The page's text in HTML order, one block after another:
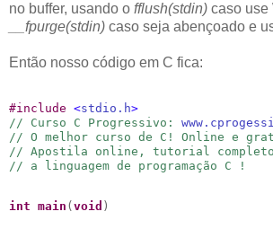
no buffer, usando o fflush(stdin) caso use
__fpurge(stdin) caso seja abençoado e
Então nosso código em C fica:
#include <stdio.h>
// Curso C Progressivo:
// O melhor curso de C! Online e
// Apostila online, tutorial completo
// a linguagem de programação C !
int main (void )